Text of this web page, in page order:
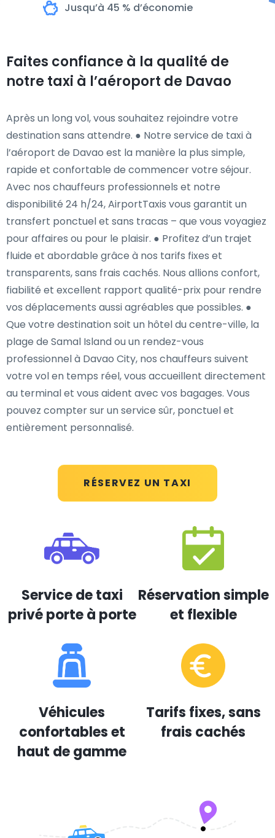
Jusqu’à 45 % d’économie
RÉSERVEZ UN TAXI
Faites confiance à la qualité de
notre taxi à l’aéroport de Davao
Après un long vol, vous souhaitez rejoindre votre
destination sans attendre. ● Notre service de taxi à
l’aéroport de Davao est la manière la plus simple,
rapide et confortable de commencer votre séjour.
Avec nos chauffeurs professionnels et notre
disponibilité 24 h/24, AirportTaxis vous garantit un
transfert ponctuel et sans tracas – que vous voyagiez
pour affaires ou pour le plaisir. ● Profitez d’un trajet
fluide et abordable grâce à nos tarifs fixes et
transparents, sans frais cachés. Nous allions confort,
fiabilité et excellent rapport qualité-prix pour rendre
vos déplacements aussi agréables que possibles. ●
Que votre destination soit un hôtel du centre-ville, la
plage de Samal Island ou un rendez-vous
professionnel à Davao City, nos chauffeurs suivent
votre vol en temps réel, vous accueillent directement
au terminal et vous aident avec vos bagages. Vous
pouvez compter sur un service sûr, ponctuel et
entièrement personnalisé.
Service de taxi
privé porte à porte
Réservation simple
et flexible
Véhicules
confortables et
haut de gamme
Tarifs fixes, sans
frais cachés